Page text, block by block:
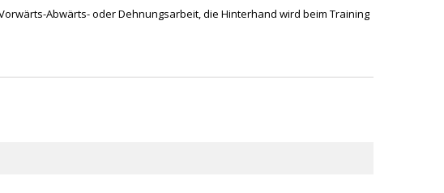
Abwärts- oder Dehnungsarbeit, die Hinterhand wird beim Training